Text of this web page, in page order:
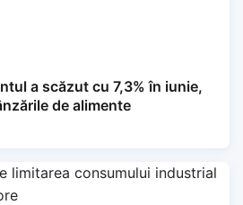
a scăzut cu 7,3% în iunie,
de alimente